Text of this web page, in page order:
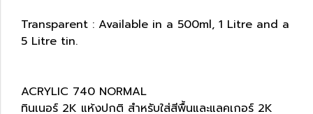
Transparent : Available in a 500ml, 1 Litre and a
5 Litre tin.
ACRYLIC 740 NORMAL
ทินเนอร์ 2K แห้งปกติ สำหรับใส่สีพื้นและแลคเกอร์ 2K